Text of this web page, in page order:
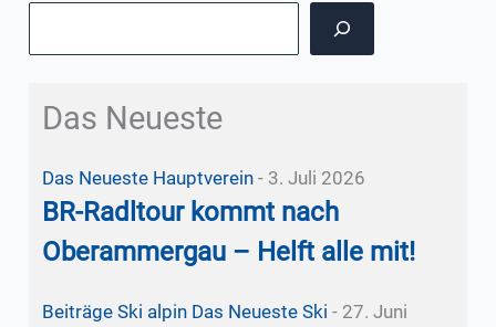
Das Neueste
Das Neueste Hauptverein- 3. Juli 2026
BR-Radltour kommt nach
Oberammergau – Helft alle mit!
Beiträge Ski alpin Das Neueste Ski - 27. Juni